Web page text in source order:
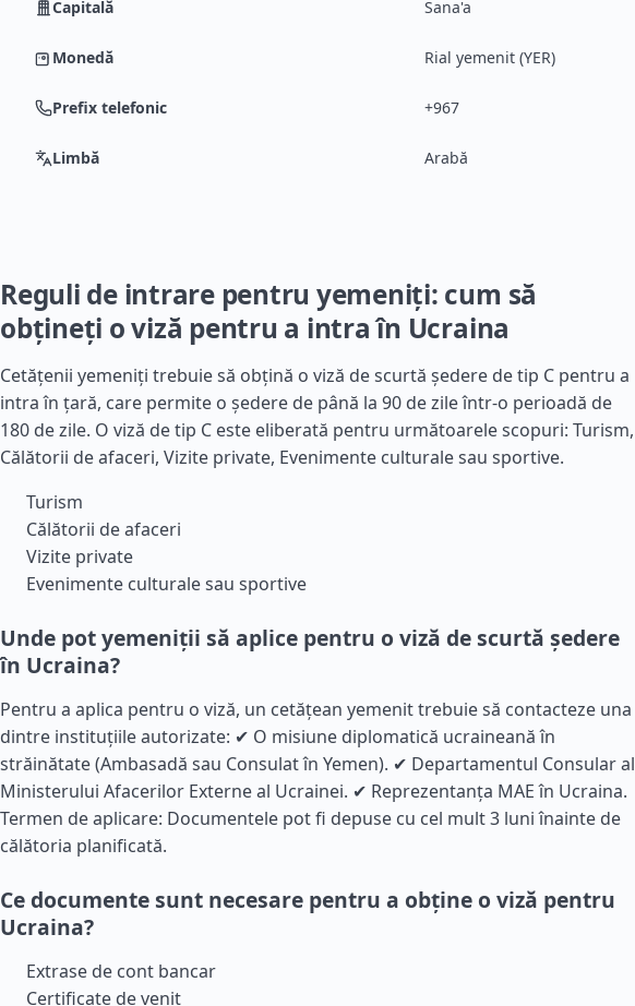
Capitală Sana'a
Monedă Rial yemenit (YER)
Prefix telefonic +967
Limbă Arabă
Reguli de intrare pentru yemeniți: cum să
obțineți o viză pentru a intra în Ucraina
Cetățenii yemeniți trebuie să obțină o viză de scurtă ședere de tip C pentru a
intra în țară, care permite o ședere de până la 90 de zile într-o perioadă de
180 de zile. O viză de tip C este eliberată pentru următoarele scopuri: Turism,
Călătorii de afaceri, Vizite private, Evenimente culturale sau sportive.
Turism
Călătorii de afaceri
Vizite private
Evenimente culturale sau sportive
Unde pot yemeniții să aplice pentru o viză de scurtă ședere
în Ucraina?
Pentru a aplica pentru o viză, un cetățean yemenit trebuie să contacteze una
dintre instituțiile autorizate: ✔ O misiune diplomatică ucraineană în
străinătate (Ambasadă sau Consulat în Yemen). ✔ Departamentul Consular al
Ministerului Afacerilor Externe al Ucrainei. ✔ Reprezentanța MAE în Ucraina.
Termen de aplicare: Documentele pot fi depuse cu cel mult 3 luni înainte de
călătoria planificată.
Ce documente sunt necesare pentru a obține o viză pentru
Ucraina?
Extrase de cont bancar
Certificate de venit